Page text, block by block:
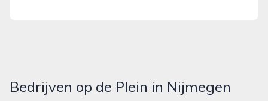
Bedrijven op de Plein in Nijmegen